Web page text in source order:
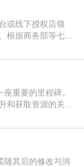
或线下授权店领
根据商务部等七部
、【国补立省
。淘宝/天猫也可
重要的里程碑。
和获取资源的关键
与扎实的工作。本
定位是成功的第
随其后的修改与润